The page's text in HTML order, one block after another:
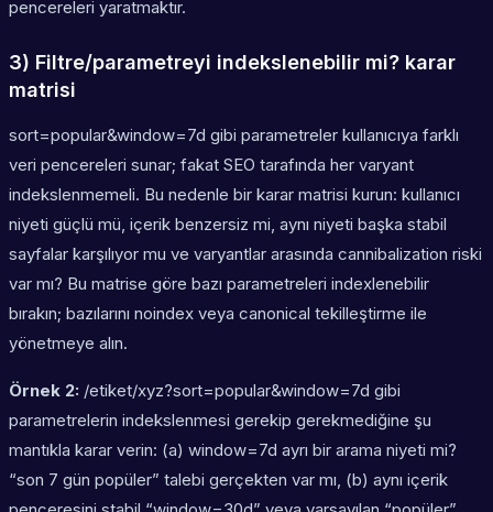
pencereleri yaratmaktır.
3) Filtre/parametreyi indekslenebilir mi? karar
matrisi
sort=popular&window=7d gibi parametreler kullanıcıya farklı
veri pencereleri sunar; fakat SEO tarafında her varyant
indekslenmemeli. Bu nedenle bir karar matrisi kurun: kullanıcı
niyeti güçlü mü, içerik benzersiz mi, aynı niyeti başka stabil
sayfalar karşılıyor mu ve varyantlar arasında cannibalization riski
var mı? Bu matrise göre bazı parametreleri indexlenebilir
bırakın; bazılarını noindex veya canonical tekilleştirme ile
yönetmeye alın.
Örnek 2: /etiket/xyz?sort=popular&window=7d gibi
parametrelerin indekslenmesi gerekip gerekmediğine şu
mantıkla karar verin: (a) window=7d ayrı bir arama niyeti mi?
“son 7 gün popüler” talebi gerçekten var mı, (b) aynı içerik